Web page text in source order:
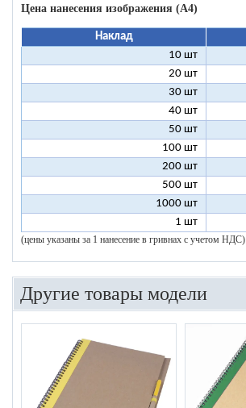
Цена нанесения изображения (А4)
Наклад
10 шт
20 шт
30 шт
40 шт
50 шт
100 шт
200 шт
500 шт
1000 шт
1 шт
(цены указаны за 1 нанесение в гривнах с учетом НДС)
Другие товары модели